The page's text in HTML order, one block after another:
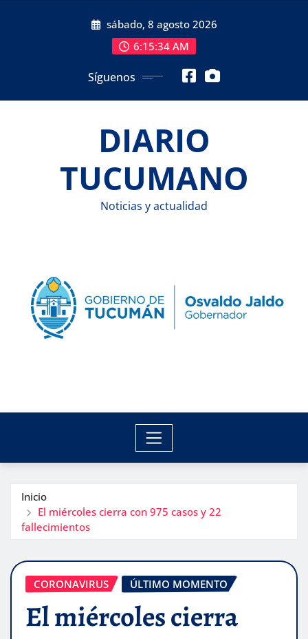
sábado, 8 agosto 2026
6:15:34 AM
Síguenos
DIARIO
TUCUMANO
Noticias y actualidad
Inicio
El miércoles cierra con 975 casos y 22
fallecimientos
CORONAVIRUS ÚLTIMO MOMENTO
El miércoles cierra